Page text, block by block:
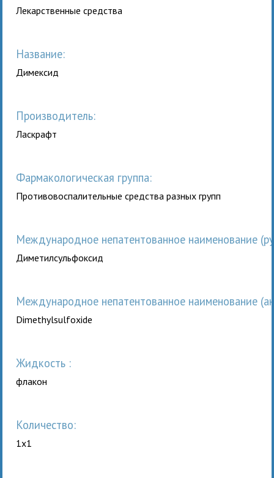
Лекарственные средства
Название:
Димексид
Производитель:
Ласкрафт
Фармакологическая группа:
Противовоспалительные средства разных групп
Международное непатентованное наименование
Диметилсульфоксид
Международное непатентованное наименование
Dimethylsulfoxide
жидкость :
флакон
Количество:
1x1